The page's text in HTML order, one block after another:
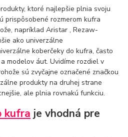
ktoré najlepšie plnia svoju
prispôsobené rozmerom kufra
napríklad Aristar , Rezaw-
ako univerzálne
koberčeky do kufra, často
modelov áut. Uvidíme rozdiel v
sú zvyčajne označené značkou
produkty na druhej strane
ale plnia rovnakú funkciu.
kufra je vhodná pre